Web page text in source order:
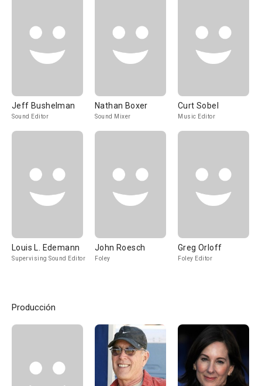
Jeff Bushelman
Sound Editor
Nathan Boxer
Sound Mixer
Curt Sobel
Music Editor
Louis L. Edemann
Supervising Sound Editor
John Roesch
Foley
Greg Orloff
Foley Editor
Producción